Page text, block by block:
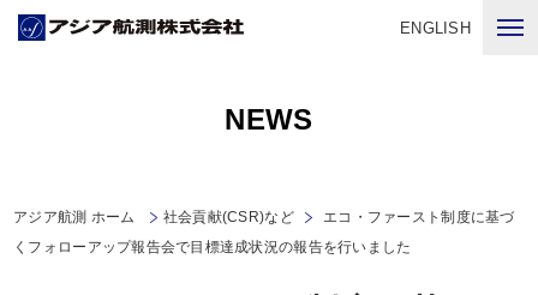
ENGLISH
NEWS
アジア航測 ホーム 社会貢献(CSR)など
エコ・ファースト制度に基づ
くフォローアップ報告会で目標達成状況の報告を行いました